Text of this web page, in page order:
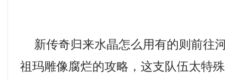
新传奇归来水晶怎么用有的则前往
祖玛雕像腐烂的攻略，这支队伍太特